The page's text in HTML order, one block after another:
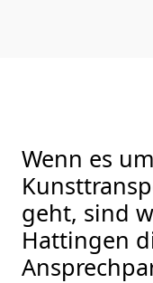
Wenn es
geht, sind
Hattingen